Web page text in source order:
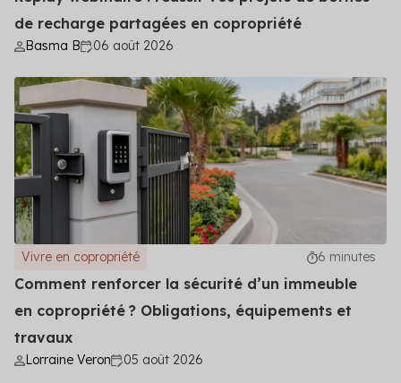
de recharge partagées en copropriété
Basma B 06 août 2026
Vivre en copropriété 6 minutes
Comment renforcer la sécurité d’un immeuble
en copropriété ? Obligations, équipements et
travaux
Lorraine Veron 05 août 2026